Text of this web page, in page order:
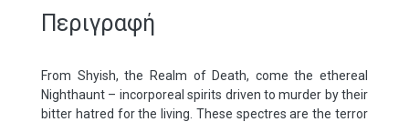
Περιγραφή
From Shyish, the Realm of Death, come the ethereal
Nighthaunt – incorporeal spirits driven to murder by their
bitter hatred for the living. These spectres are the terror